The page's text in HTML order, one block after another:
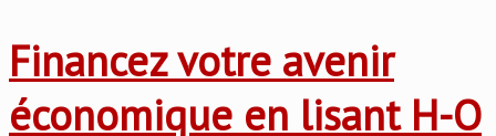
Financez votre avenir
économique en lisant H-O